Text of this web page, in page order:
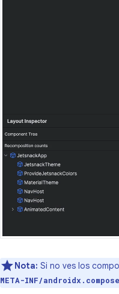
Nota: Si no ves los
META-INF/